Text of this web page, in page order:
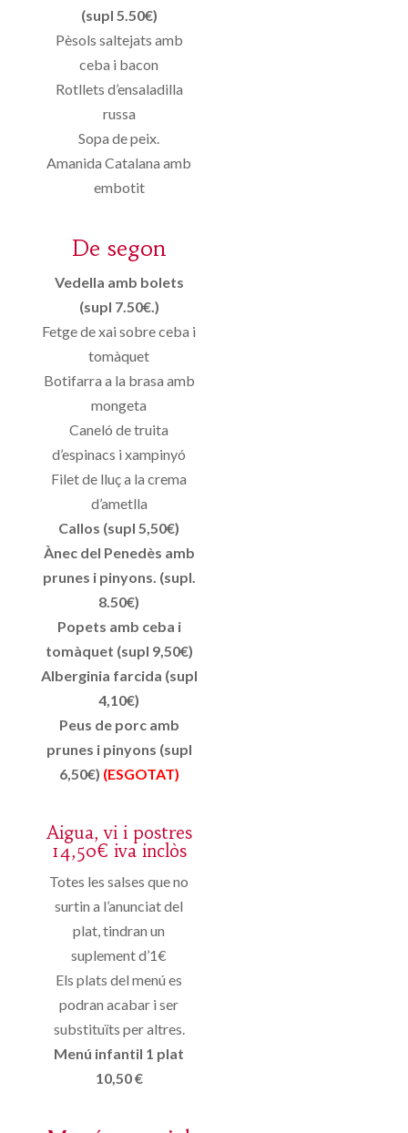
(supl 5.50€)
Pèsols saltejats amb
ceba i bacon
Rotllets d’ensaladilla
russa
Sopa de peix.
Amanida Catalana amb
embotit
De segon
Vedella amb bolets
(supl 7.50€.)
Fetge de xai sobre ceba i
tomàquet
Botifarra a la brasa amb
mongeta
Caneló de truita
d’espinacs i xampinyó
Filet de lluç a la crema
d’ametlla
Callos (supl 5,50€)
Ànec del Penedès amb
prunes i pinyons. (supl.
8.50€)
Popets amb ceba i
tomàquet (supl 9,50€)
Alberginia farcida (supl
4,10€)
Peus de porc amb
prunes i pinyons (supl
6,50€) (ESGOTAT)
Aigua, vi i postres
14,50€ iva inclòs
Totes les salses que no
surtin a l’anunciat del
plat, tindran un
suplement d’1€
Els plats del menú es
podran acabar i ser
substituïts per altres.
Menú infantil 1 plat
10,50 €